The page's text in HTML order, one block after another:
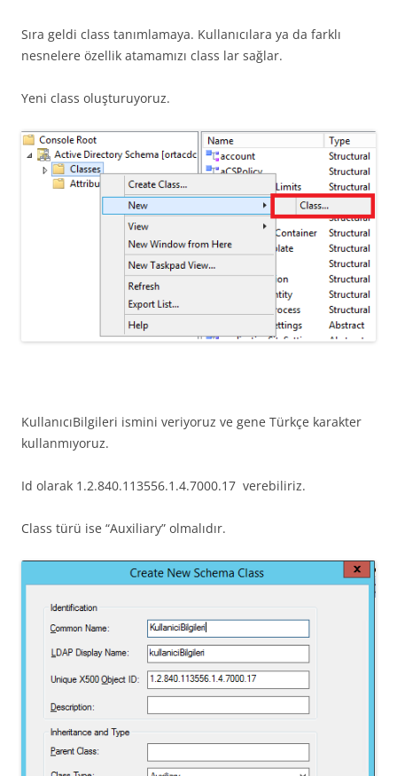
Sıra geldi class tanımlamaya. Kullanıcılara ya da farklı
nesnelere özellik atamamızı class lar sağlar.
Yeni class oluşturuyoruz.
KullanıcıBilgileri ismini veriyoruz ve gene Türkçe karakter
kullanmıyoruz.
Id olarak 1.2.840.113556.1.4.7000.17 verebiliriz.
Class türü ise “Auxiliary” olmalıdır.